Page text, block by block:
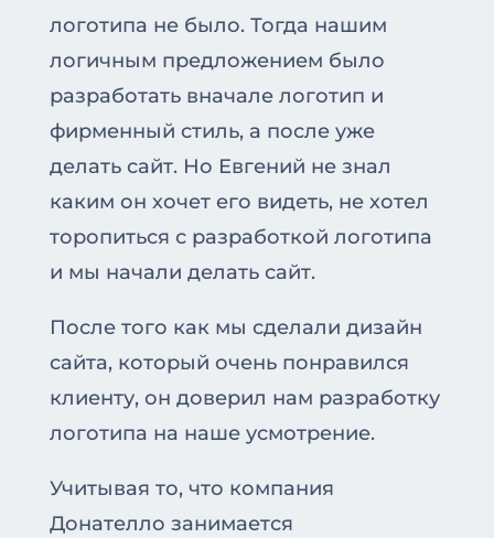
логотипа не было. Тогда нашим
логичным предложением было
разработать вначале логотип и
фирменный стиль, а после уже
делать сайт. Но Евгений не знал
каким он хочет его видеть, не хотел
торопиться с разработкой логотипа
и мы начали делать сайт.
После того как мы сделали дизайн
сайта, который очень понравился
клиенту, он доверил нам разработку
логотипа на наше усмотрение.
Учитывая то, что компания
Донателло занимается